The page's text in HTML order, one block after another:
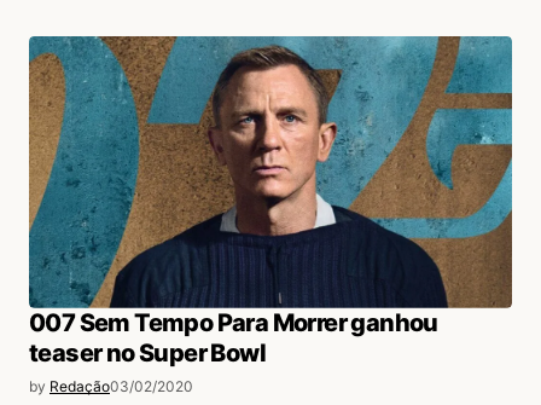
007 Sem Tempo Para Morrer ganhou
teaser no Super Bowl
by Redação03/02/2020